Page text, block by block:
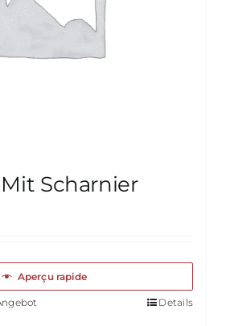
Scharnier
Aperçu rapide
Details